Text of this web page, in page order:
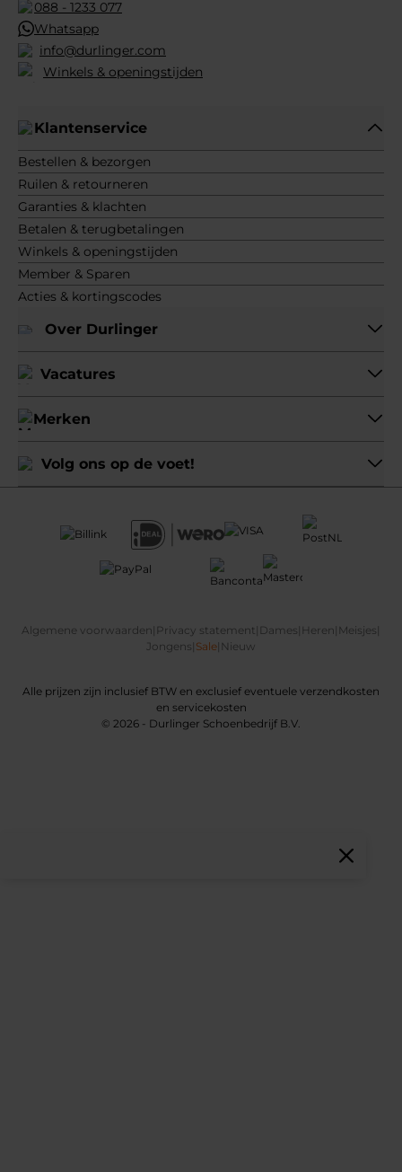
088 - 1233 077
Whatsapp
info@durlinger.com
Winkels & openingstijden
Klantenservice
Bestellen & bezorgen
Ruilen & retourneren
Garanties & klachten
Betalen & terugbetalingen
Winkels & openingstijden
Member & Sparen
Acties & kortingscodes
Over Durlinger
Vacatures
Merken
Volg ons op de voet!
Algemene voorwaarden Privacy statement Dames Heren Meisjes
Jongens Sale Nieuw
Alle prijzen zijn inclusief BTW en exclusief eventuele verzendkosten
en servicekosten
© 2026 - Durlinger Schoenbedrijf B.V.